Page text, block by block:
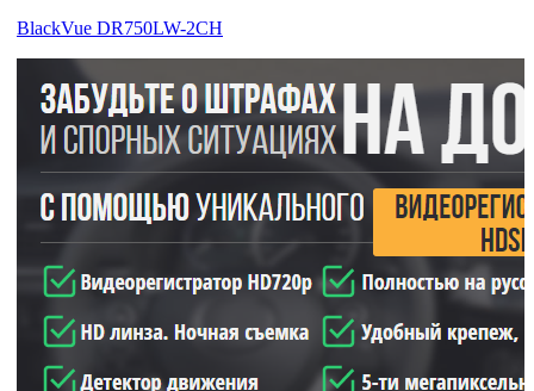
BlackVue DR750LW-2CH